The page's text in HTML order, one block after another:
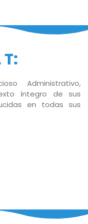
T:
Administrativo,
íntegro de sus
en todas sus